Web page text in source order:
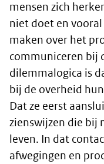
mensen zich
niet doet en
maken over het
communiceren bij
dilemmalogica is
bij de overheid
Dat ze eerst
zienswijzen die bij
leven. In dat
afwegingen en